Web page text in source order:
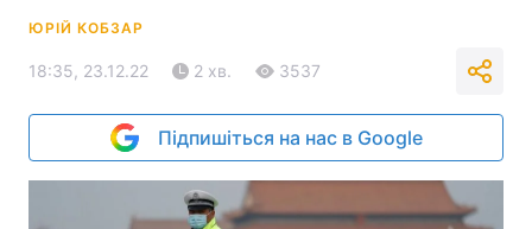
ЮРІЙ КОБЗАР
18:35, 23.12.22 2 хв. 3537
Підпишіться на нас в Google